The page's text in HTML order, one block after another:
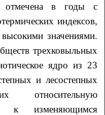
отмечена в годы с
индексов,
значениями.
трехковыльных
ядро из 23
и лесостепных
относительную
к изменяющимся